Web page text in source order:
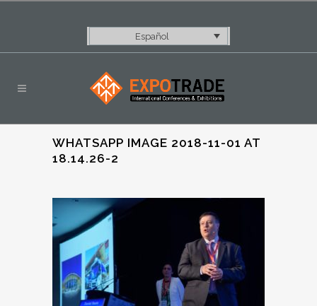
Español
WHATSAPP IMAGE 2018-11-01 AT
18.14.26-2